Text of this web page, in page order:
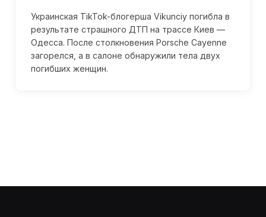
Украинская TikTok-блогерша Vikunciy погибла в
результате страшного ДТП на трассе Киев —
Одесса. После столкновения Porsche Cayenne
загорелся, а в салоне обнаружили тела двух
погибших женщин.